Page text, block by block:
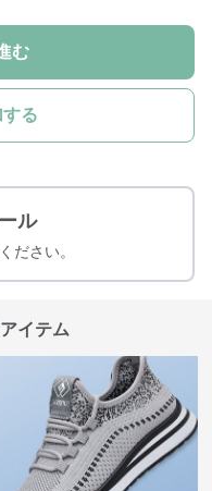
む
る
ル
ださい。
イテム